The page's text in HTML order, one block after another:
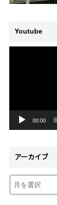
Youtube
ヤ
00:00
アーカイブ